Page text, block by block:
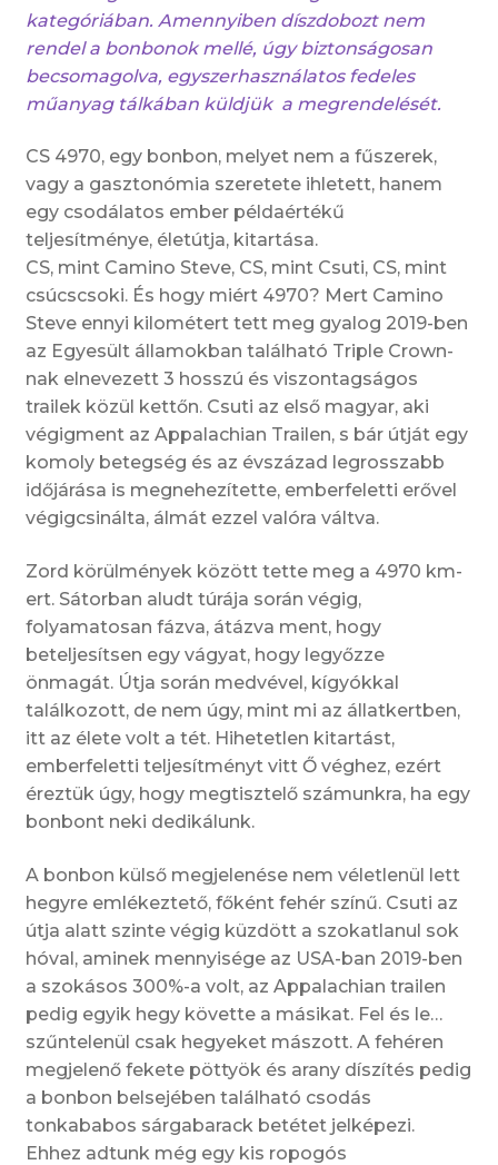
kategóriában. Amennyiben díszdobozt nem
rendel a bonbonok mellé, úgy biztonságosan
becsomagolva, egyszerhasználatos fedeles
műanyag tálkában küldjük a megrendelését.
CS 4970, egy bonbon, melyet nem a fűszerek,
vagy a gasztonómia szeretete ihletett, hanem
egy csodálatos ember példaértékű
teljesítménye, életútja, kitartása.
CS, mint Camino Steve, CS, mint Csuti, CS, mint
csúcscsoki. És hogy miért 4970? Mert Camino
Steve ennyi kilométert tett meg gyalog 2019-ben
az Egyesült államokban található Triple Crown-
nak elnevezett 3 hosszú és viszontagságos
trailek közül kettőn. Csuti az első magyar, aki
végigment az Appalachian Trailen, s bár útját egy
komoly betegség és az évszázad legrosszabb
időjárása is megnehezítette, emberfeletti erővel
végigcsinálta, álmát ezzel valóra váltva.
Zord körülmények között tette meg a 4970 km-
ert. Sátorban aludt túrája során végig,
folyamatosan fázva, átázva ment, hogy
beteljesítsen egy vágyat, hogy legyőzze
önmagát. Útja során medvével, kígyókkal
találkozott, de nem úgy, mint mi az állatkertben,
itt az élete volt a tét. Hihetetlen kitartást,
emberfeletti teljesítményt vitt Ő véghez, ezért
éreztük úgy, hogy megtisztelő számunkra, ha egy
bonbont neki dedikálunk.
A bonbon külső megjelenése nem véletlenül lett
hegyre emlékeztető, főként fehér színű. Csuti az
útja alatt szinte végig küzdött a szokatlanul sok
hóval, aminek mennyisége az USA-ban 2019-ben
a szokásos 300%-a volt, az Appalachian trailen
pedig egyik hegy követte a másikat. Fel és le…
szűntelenül csak hegyeket mászott. A fehéren
megjelenő fekete pöttyök és arany díszítés pedig
a bonbon belsejében található csodás
tonkababos sárgabarack betétet jelképezi.
Ehhez adtunk még egy kis ropogós